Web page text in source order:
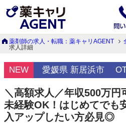
薬剤師の求人・転職：薬キャリAGENT
求人詳細
NEW 愛媛県 新居浜市
＼高額求人／年収500万円
未経験OK！はじめてでも
入アップしたい方必見◎